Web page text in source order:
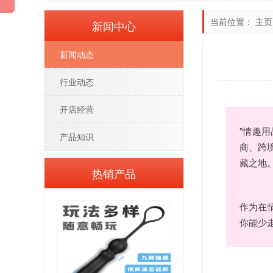
当前位置： 主页
"情趣
商、跨
藏之地
作为在
你能少
新闻中心
新闻动态
行业动态
开店经营
产品知识
热销产品